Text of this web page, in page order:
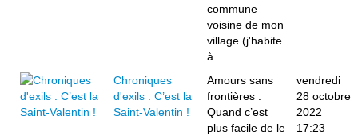
commune
voisine de mon
village (j'habite
à ...
Chroniques
d'exils : C’est la
Saint-Valentin !
Amours sans
frontières :
Quand c’est
plus facile de le
vendredi
28 octobre
2022
17:23